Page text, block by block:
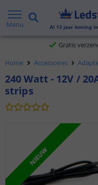
Menu Al 13 jaar koning
Gratis
Home Accessoires
240 Watt - 12V /
strips
NIEUW